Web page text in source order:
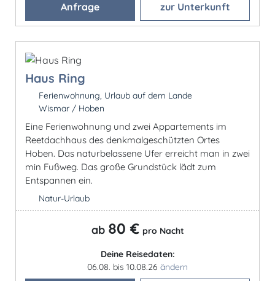
Anfrage zur Unterkunft
Haus Ring
Ferienwohnung, Urlaub auf dem Lande
Wismar / Hoben
Eine Ferienwohnung und zwei Appartements im
Reetdachhaus des denkmalgeschützten Ortes
Hoben. Das naturbelassene Ufer erreicht man in zwei
min Fußweg. Das große Grundstück lädt zum
Entspannen ein.
Natur-Urlaub
ab 80 € pro Nacht
Deine Reisedaten:
06.08. bis 10.08.26 ändern